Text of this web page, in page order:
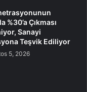
%30’a Çıkması
Sanayi
Teşvik Ediliyor
5, 2026